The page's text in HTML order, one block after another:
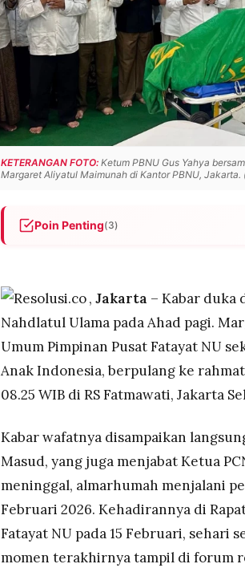
KETERANGAN FOTO: Ketum PBNU Gus Yahya
Margaret Aliyatul Maimunah di Kantor PBNU, Jakarta.
Poin Penting(3)
dipimpin KH Yahya Cholil Staquf yang
bagi Fatayat dan seluruh keluarga NU.
Jenazah dimakamkan di Kompleks
Jombang, Jawa Timur, tempat asal
, Jakarta – Kabar duka
Nahdlatul Ulama pada Ahad pagi.
Umum Pimpinan Pusat Fatayat NU
Anak Indonesia, berpulang ke
08.25 WIB di RS Fatmawati, Jakarta
Kabar wafatnya disampaikan
Masud, yang juga menjabat Ketua
meninggal, almarhumah menjalani
Februari 2026. Kehadirannya di
Fatayat NU pada 15 Februari, sehari
momen terakhirnya tampil di forum